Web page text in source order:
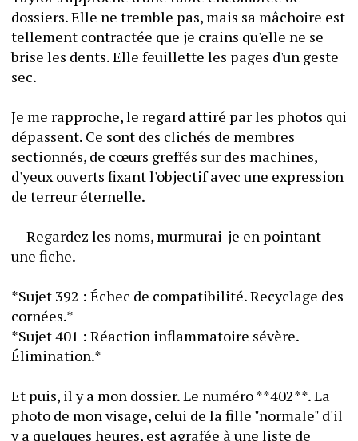
dossiers. Elle ne tremble pas, mais sa mâchoire est
tellement contractée que je crains qu'elle ne se
brise les dents. Elle feuillette les pages d'un geste
sec.
Je me rapproche, le regard attiré par les photos qui
dépassent. Ce sont des clichés de membres
sectionnés, de cœurs greffés sur des machines,
d'yeux ouverts fixant l'objectif avec une expression
de terreur éternelle.
— Regardez les noms, murmurai-je en pointant
une fiche.
*Sujet 392 : Échec de compatibilité. Recyclage des
cornées.*
*Sujet 401 : Réaction inflammatoire sévère.
Élimination.*
Et puis, il y a mon dossier. Le numéro **402**. La
photo de mon visage, celui de la fille "normale" d'il
y a quelques heures, est agrafée à une liste de